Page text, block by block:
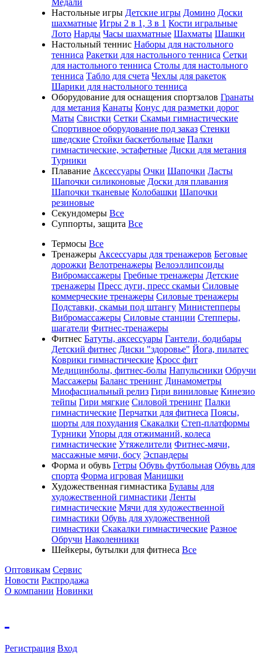
Медали
Настольные игры Детские игры Домино Доски
шахматные Игры 2 в 1, 3 в 1 Кости игральные
Лото Нарды Часы шахматные Шахматы Шашки
Настольный теннис Наборы для настольного
тенниса Ракетки для настольного тенниса Сетки
для настольного тенниса Столы для настольного
тенниса Табло для счета Чехлы для ракеток
Шарики для настольного тенниса
Оборудование для оснащения спортзалов Гранаты
для метания Канаты Конус для разметки дорог
Маты Свистки Сетки Скамьи гимнастические
Спортивное оборудование под заказ Стенки
шведские Стойки баскетбольные Палки
гимнастические, эстафетные Диски для метания
Турники
Плавание Аксессуары Очки Шапочки Ласты
Шапочки силиконовые Доски для плавания
Шапочки тканевые Колобашки Шапочки
резиновые
Секундомеры Все
Суппорты, защита Все
Термосы Все
Тренажеры Аксессуары для тренажеров Беговые
дорожки Велотренажеры Велоэллипсоиды
Вибромассажеры Гребные тренажеры Детские
тренажеры Пресс дуги, пресс скамьи Силовые
коммерческие тренажеры Силовые тренажеры
Подставки, скамьи под штангу Министепперы
Вибромассажеры Силовые станции Степперы,
шагатели Фитнес-тренажеры
Фитнес Батуты, аксессуары Гантели, бодибары
Детский фитнес Диски "здоровье" Йога, пилатес
Коврики гимнастические Кросс фит
Медицинболы, фитнес-болы Напульсники Обручи
Массажеры Баланс тренинг Динамометры
Миофасциальный релиз Гири виниловые Кинезио
тейпы Гири мягкие Силовой тренинг Палки
гимнастические Перчатки для фитнеса Поясы,
шорты для похудания Скакалки Степ-платформы
Турники Упоры для отжиманий, колеса
гимнастические Утяжелители Фитнес-мячи,
массажные мячи, босу Эспандеры
Форма и обувь Гетры Обувь футбольная Обувь для
спорта Форма игровая Манишки
Художественная гимнастика Булавы для
художественной гимнастики Ленты
гимнастические Мячи для художественной
гимнастики Обувь для художественной
гимнастики Скакалки гимнастические Разное
Обручи Наколенники
Шейкеры, бутылки для фитнеса Все
Оптовикам Сервис
Новости Распродажа
О компании Новинки
Регистрация Вход